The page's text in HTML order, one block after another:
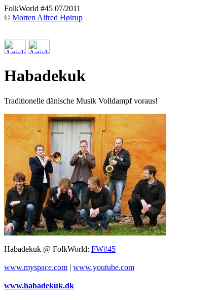
FolkWorld #45 07/2011
© Morten Alfred Høirup
Habadekuk
Traditionelle dänische Musik Volldampf voraus!
Habadekuk @ FolkWorld: FW#45
www.myspace.com | www.youtube.com
www.habadekuk.dk